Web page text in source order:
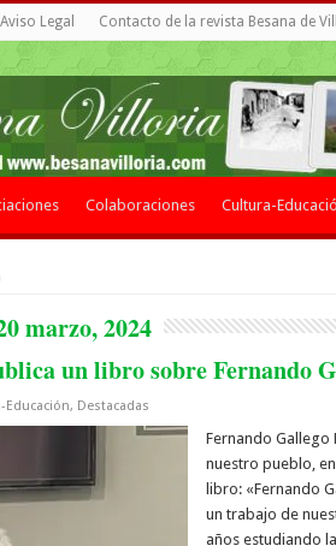
Aviso Legal Contacto de la revista Besana de
Colaboraciones Cultura-
marzo, 2024
un libro sobre Fernando
Educación, Destacadas
Fernando Gallego
nuestro pueblo,
libro: «Fernando
un trabajo de
años estudiando